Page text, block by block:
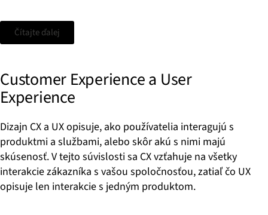
Čítajte ďalej
Customer Experience a User
Experience
Dizajn CX a UX opisuje, ako používatelia interagujú s
produktmi a službami, alebo skôr akú s nimi majú
skúsenosť. V tejto súvislosti sa CX vzťahuje na všetky
interakcie zákazníka s vašou spoločnosťou, zatiaľ čo UX
opisuje len interakcie s jedným produktom.